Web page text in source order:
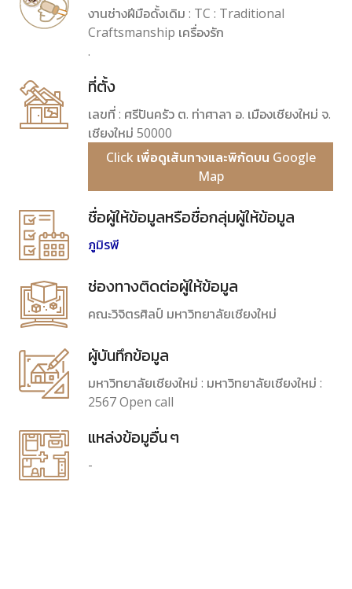
งานช่างฝีมือดั้งเดิม : TC : Traditional
Craftsmanship เครื่องรัก
.
ที่ตั้ง
เลขที่ : ศรีปันครัว ต. ท่าศาลา อ. เมืองเชียงใหม่ จ.
เชียงใหม่ 50000
Click เพื่อดูเส้นทางและพิกัดบน Google
Map
ชื่อผู้ให้ข้อมูลหรือชื่อกลุ่มผู้ให้ข้อมูล
ภูมิรพี
ช่องทางติดต่อผู้ให้ข้อมูล
คณะวิจิตรศิลป์ มหาวิทยาลัยเชียงใหม่
ผู้บันทึกข้อมูล
มหาวิทยาลัยเชียงใหม่ : มหาวิทยาลัยเชียงใหม่ :
2567 Open call
แหล่งข้อมูอื่น ๆ
-